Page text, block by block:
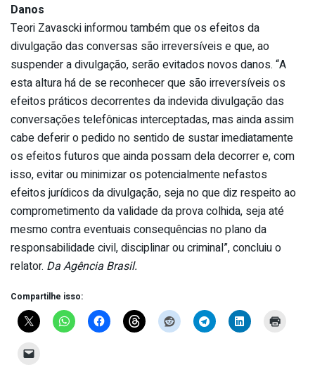
Danos
Teori Zavascki informou também que os efeitos da
divulgação das conversas são irreversíveis e que, ao
suspender a divulgação, serão evitados novos danos. “A
esta altura há de se reconhecer que são irreversíveis os
efeitos práticos decorrentes da indevida divulgação das
conversações telefônicas interceptadas, mas ainda assim
cabe deferir o pedido no sentido de sustar imediatamente
os efeitos futuros que ainda possam dela decorrer e, com
isso, evitar ou minimizar os potencialmente nefastos
efeitos jurídicos da divulgação, seja no que diz respeito ao
comprometimento da validade da prova colhida, seja até
mesmo contra eventuais consequências no plano da
responsabilidade civil, disciplinar ou criminal”, concluiu o
relator. Da Agência Brasil.
Compartilhe isso: